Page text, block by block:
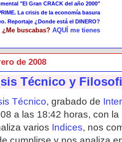
"El Gran CRACK del año 2000"
La crisis de la economía basura
Reportaje ¿Donde está el DINERO?
¿Me buscabas?AQUÍ me tienes
de 2008
Técnico y
Técnico, grabado de
a las 18:42 horas, con
varios Indices, nos